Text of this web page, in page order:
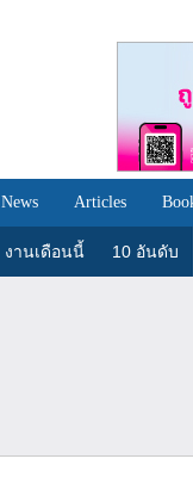
News Articles
งานเดือนนี้ 10 อันดับ